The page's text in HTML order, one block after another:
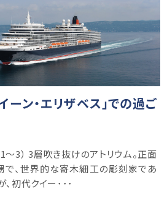
ーン・エリザベス」での過ご
～3） 3層吹き抜けのアトリウム。正面
で、世界的な寄木細工の彫刻家であ
、初代クイー･･･